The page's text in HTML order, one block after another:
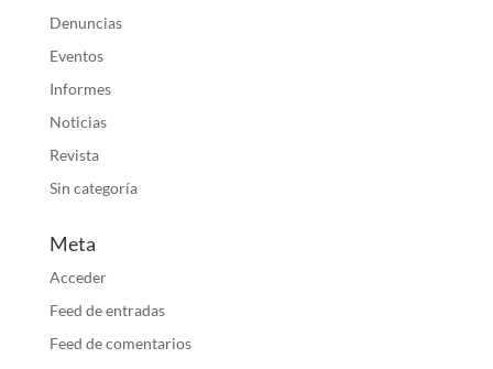
Denuncias
Eventos
Informes
Noticias
Revista
Sin categoría
Meta
Acceder
Feed de entradas
Feed de comentarios